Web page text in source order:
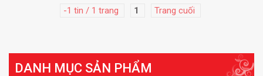
-1 tin / 1 trang 1 Trang cuối
DANH MỤC SẢN PHẨM